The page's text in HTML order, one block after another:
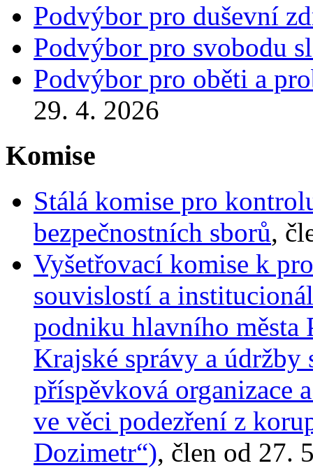
Podvýbor pro duševní
Podvýbor pro svobodu
Podvýbor pro oběti a
29. 4. 2026
Komise
Stálá komise pro
bezpečnostních sborů,
Vyšetřovací komise k
souvislostí a
podniku hlavního města
Krajské správy a údržby
příspěvková organizace
ve věci podezření z
Dozimetr“), člen od 27.